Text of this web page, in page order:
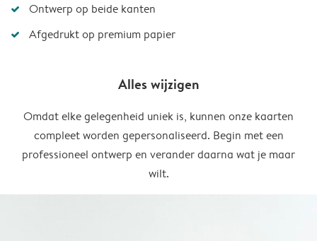
Ontwerp op beide kanten
Afgedrukt op premium papier
Alles wijzigen
Omdat elke gelegenheid uniek is, kunnen onze kaarten
compleet worden gepersonaliseerd. Begin met een
professioneel ontwerp en verander daarna wat je maar
wilt.